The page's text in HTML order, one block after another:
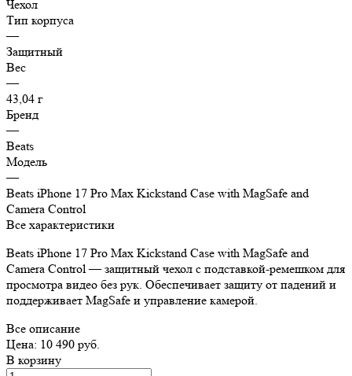
Чехол
Тип корпуса
—
Защитный
Вес
—
43,04 г
Бренд
—
Beats
Модель
—
Beats iPhone 17 Pro Max Kickstand Case with MagSafe and
Camera Control
Все характеристики
Beats iPhone 17 Pro Max Kickstand Case with MagSafe and
Camera Control — защитный чехол с подставкой-ремешком для
просмотра видео без рук. Обеспечивает защиту от падений и
поддерживает MagSafe и управление камерой.
Все описание
Цена: 10 490 руб.
В корзину